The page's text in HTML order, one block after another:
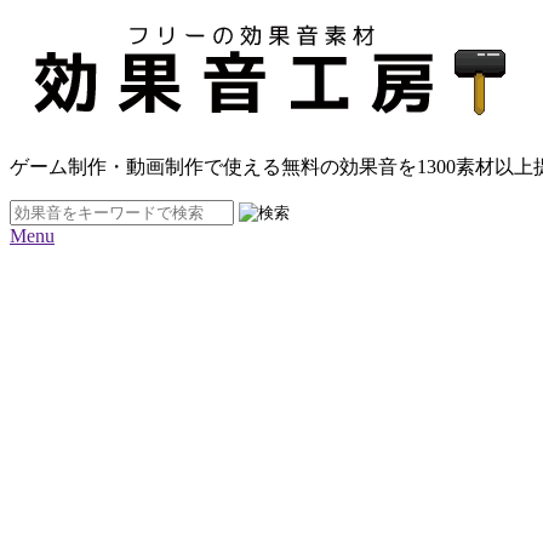
ゲーム制作・動画制作で使える無料の効果音を1300素材以上
Menu